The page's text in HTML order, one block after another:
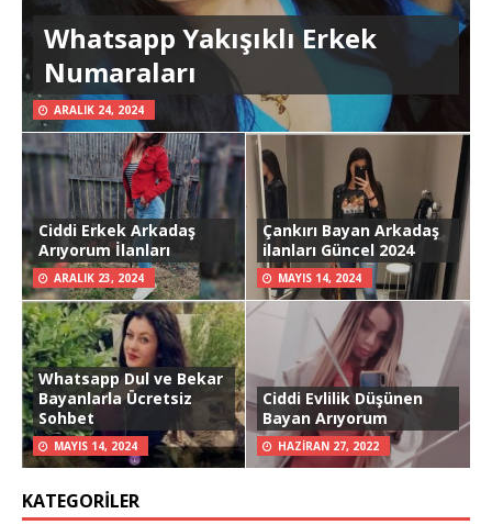
Whatsapp Yakışıklı Erkek
Numaraları
ARALIK 24, 2024
Ciddi Erkek Arkadaş
Arıyorum İlanları
ARALIK 23, 2024
Çankırı Bayan Arkadaş
ilanları Güncel 2024
MAYIS 14, 2024
Whatsapp Dul ve Bekar
Bayanlarla Ücretsiz
Sohbet
MAYIS 14, 2024
Ciddi Evlilik Düşünen
Bayan Arıyorum
HAZIRAN 27, 2022
KATEGORILER